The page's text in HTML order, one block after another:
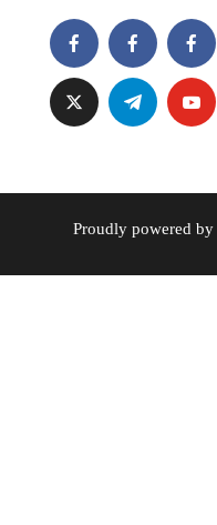
Proudly powered by